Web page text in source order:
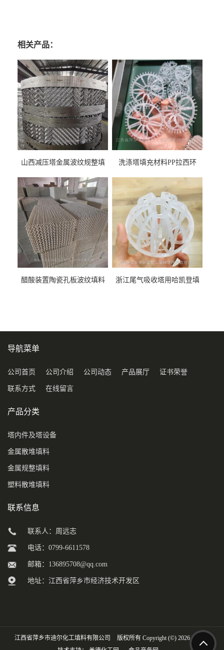
相关产品：
山西减压塔金属波纹规整填
料
洗涤塔填充材料PP拉西环
醋酸装置陶瓷孔板波纹填料
浙江尾气吸收塔用哈凯登填
导航菜单
公司首页 公司介绍 公司动态 产品展厅 证书荣誉
联系方式 在线留言
产品分类
塔内件及塔设备
金属散堆填料
金属规整填料
塑料散堆填料
联系信息
联系人：周远志
电话：0799-6611578
邮箱： 136895708@qq.com
地址：江西省萍乡市经济技术开发区
江西省萍乡市迪尔化工填料有限公司 版权所有 Copyright (©) 2026XML